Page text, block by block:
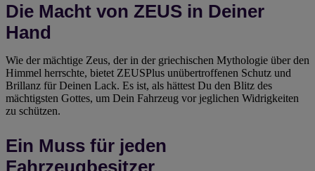
Die Macht von ZEUS in Deiner
Hand
Wie der mächtige Zeus, der in der griechischen Mythologie über den
Himmel herrschte, bietet ZEUSPlus unübertroffenen Schutz und
Brillanz für Deinen Lack. Es ist, als hättest Du den Blitz des
mächtigsten Gottes, um Dein Fahrzeug vor jeglichen Widrigkeiten
zu schützen.
Ein Muss für jeden